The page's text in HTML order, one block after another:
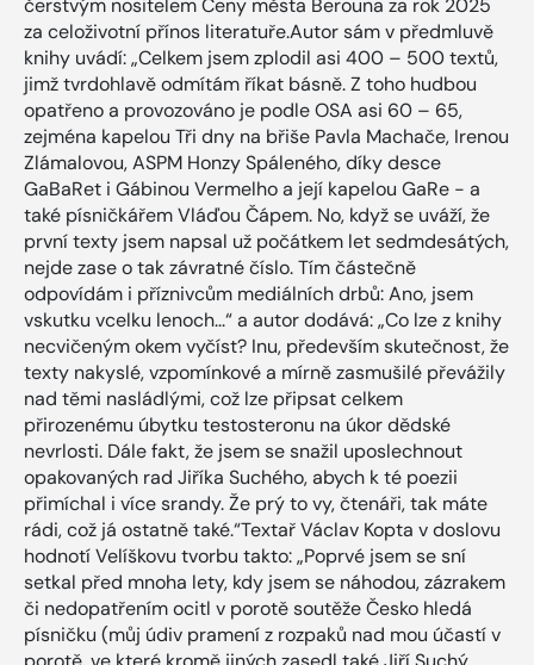
čerstvým nositelem Ceny města Berouna za rok 2025
za celoživotní přínos literatuře.Autor sám v předmluvě
knihy uvádí: „Celkem jsem zplodil asi 400 – 500 textů,
jimž tvrdohlavě odmítám říkat básně. Z toho hudbou
opatřeno a provozováno je podle OSA asi 60 – 65,
zejména kapelou Tři dny na břiše Pavla Machače, Irenou
Zlámalovou, ASPM Honzy Spáleného, díky desce
GaBaRet i Gábinou Vermelho a její kapelou GaRe - a
také písničkářem Vláďou Čápem. No, když se uváží, že
první texty jsem napsal už počátkem let sedmdesátých,
nejde zase o tak závratné číslo. Tím částečně
odpovídám i příznivcům mediálních drbů: Ano, jsem
vskutku vcelku lenoch...“ a autor dodává: „Co lze z knihy
necvičeným okem vyčíst? Inu, především skutečnost, že
texty nakyslé, vzpomínkové a mírně zasmušilé převážily
nad těmi nasládlými, což lze připsat celkem
přirozenému úbytku testosteronu na úkor dědské
nevrlosti. Dále fakt, že jsem se snažil uposlechnout
opakovaných rad Jiříka Suchého, abych k té poezii
přimíchal i více srandy. Že prý to vy, čtenáři, tak máte
rádi, což já ostatně také.“Textař Václav Kopta v doslovu
hodnotí Velíškovu tvorbu takto: „Poprvé jsem se sní
setkal před mnoha lety, kdy jsem se náhodou, zázrakem
či nedopatřením ocitl v porotě soutěže Česko hledá
písničku (můj údiv pramení z rozpaků nad mou účastí v